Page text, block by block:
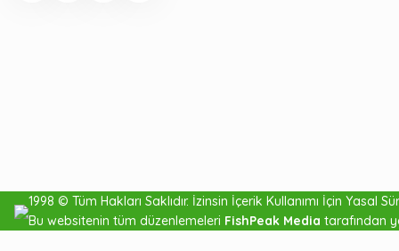
Fujin Shady 10cm
Silikon Balık
1998 © Tüm Hakları Saklıdır. İzinsin İçerik Kullanımı İçin Yasal
Bu websitenin tüm düzenlemeleri FishPeak Media tarafından